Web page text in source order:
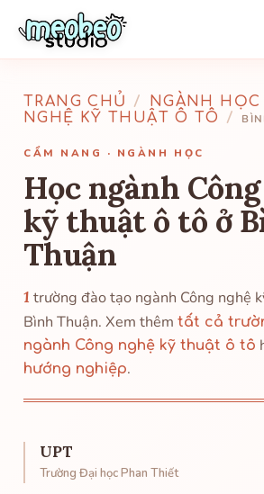
TRANG CHỦ / NGÀNH HỌC
NGHỆ KỸ THUẬT Ô TÔ
/
CẨM NANG · NGÀNH HỌC
Học ngành
kỹ thuật ô tô ở
Thuận
1 trường đào tạo ngành Công nghệ
Bình Thuận. Xem thêm tất cả
ngành Công nghệ kỹ thuật ô tô
hướng nghiệp.
UPT
Trường Đại học Phan Thiết